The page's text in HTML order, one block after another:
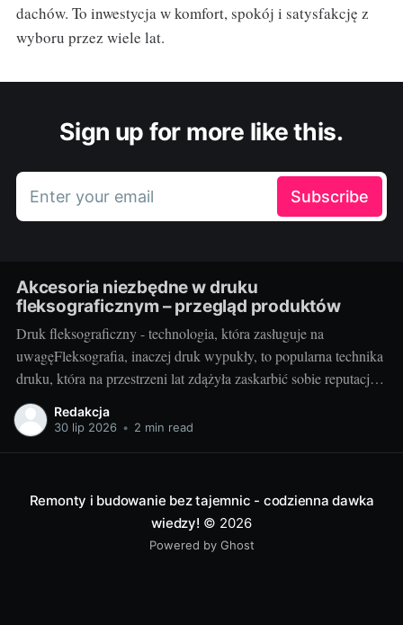
dachów. To inwestycja w komfort, spokój i satysfakcję z
wyboru przez wiele lat.
Sign up for more like this.
Enter your email Subscribe
Akcesoria niezbędne w druku
fleksograficznym – przegląd produktów
Druk fleksograficzny - technologia, która zasługuje na
uwagęFleksografia, inaczej druk wypukły, to popularna technika
druku, która na przestrzeni lat zdążyła zaskarbić sobie reputację
niezawodności i efektywności. Z jej pomocą wykonywane są
etykiety, opakowania, a także różnego rodzaju nadruki. Jako
Redakcja
30 lip 2026 • 2 min read
Remonty i budowanie bez tajemnic - codzienna dawka
wiedzy! © 2026
Powered by Ghost